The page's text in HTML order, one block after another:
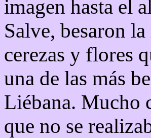
imagen hasta el
Salve, besaron
cerezas y flores
una de las más
Liébana. Mucho
que no se